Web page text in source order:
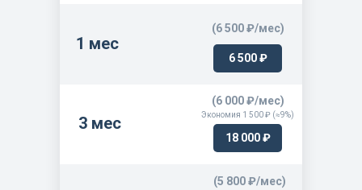
ALMERA UK MAKE ( 2000 - 2006 )
ALMERA/SUNNY TH ( 2011 - 2019 )
ALTIMA HYBRID ( 2006 - 2011 )
(6 500 ₽/мес)
6 500 ₽
(5 800 ₽/мес)
Экономия 1 500 ₽ (≈9%)
(6 000 ₽/мес)
18 000 ₽
1 мес
3 мес